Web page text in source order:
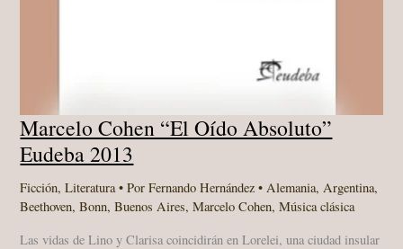
Marcelo Cohen “El Oído Absoluto”
Eudeba 2013
Ficción,Literatura• PorFernando Hernández•Alemania,Argentina,
Beethoven,Bonn,Buenos Aires,Marcelo Cohen,Música clásica
Las vidas de Lino y Clarisa coincidirán en Lorelei, una ciudad insular